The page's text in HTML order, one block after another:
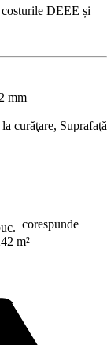
DEEE și
mm
curăţare, Suprafaţă
corespunde
m²